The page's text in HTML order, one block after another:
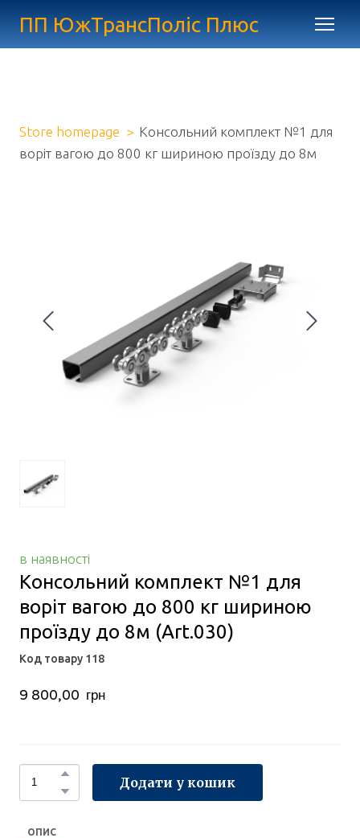
ПП ЮжТрансПоліс Плюс
Store homepage
Консольний комплект №1 для
воріт вагою до 800 кг шириною проїзду до 8м
в наявності
Консольний комплект №1 для
воріт вагою до 800 кг шириною
проїзду до 8м (Art.030)
Код товару 118
9 800,00  грн
Додати у кошик
ОПИС